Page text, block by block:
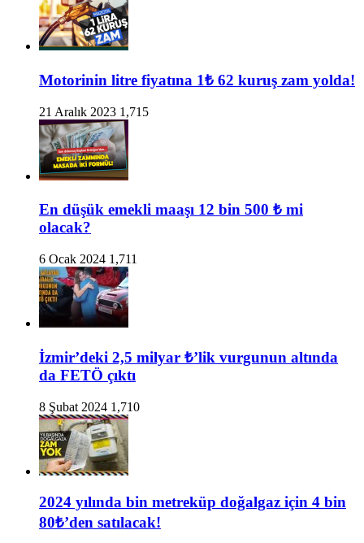
Motorinin litre fiyatına 1₺ 62 kuruş zam yolda!
21 Aralık 2023 1,715
En düşük emekli maaşı 12 bin 500 ₺ mi
olacak?
6 Ocak 2024 1,711
İzmir’deki 2,5 milyar ₺’lik vurgunun altında
da FETÖ çıktı
8 Şubat 2024 1,710
2024 yılında bin metreküp doğalgaz için 4 bin
80₺’den satılacak!